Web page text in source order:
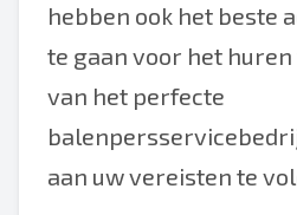
hebben ook het beste
te gaan voor het
van het perfecte
aan uw vereisten te